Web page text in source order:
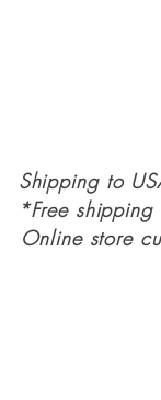
Shipping to
*Free
Online store